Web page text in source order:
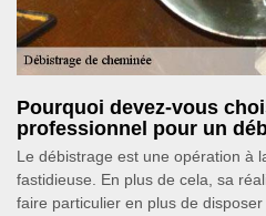
Pourquoi devez-vous
professionnel pour un
Le débistrage est une opération à
fastidieuse. En plus de cela, sa
faire particulier en plus de